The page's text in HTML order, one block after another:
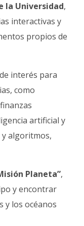
la Universidad,
interactivas y
propios de
interés para
como
artificial y
y algoritmos,
Planeta”,
y encontrar
y los océanos